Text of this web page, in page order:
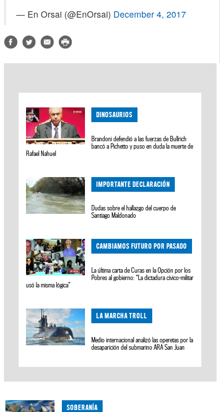
— En Orsai (@EnOrsai) December 4, 2017
DINOSAURIOS
Brandoni defendió a las fuerzas de Bullrich
bancó a Pichetto y puso en duda la muerte de
Rafael Nahuel
IMPORTANTE DECLARACIÓN
Dudas sobre el hallazgo del cuerpo de
Santiago Maldonado
CAMBIAMOS FUTURO POR PASADO
La última carta de Curas en la Opción por los
Pobres al gobierno: “La dictadura cívico-militar
usó la misma lógica”
LA MARCHA TROLL
Medio internacional analizó las operetas por la
desaparición del submarino ARA San Juan
SOBERANÍA